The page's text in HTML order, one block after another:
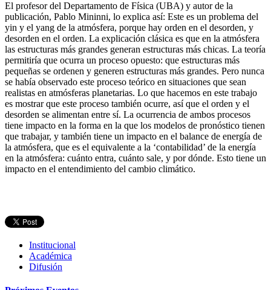
El profesor del Departamento de Física (UBA) y autor de la
publicación, Pablo Mininni, lo explica así: Este es un problema del
yin y el yang de la atmósfera, porque hay orden en el desorden, y
desorden en el orden. La explicación clásica es que en la atmósfera
las estructuras más grandes generan estructuras más chicas. La teoría
permitiría que ocurra un proceso opuesto: que estructuras más
pequeñas se ordenen y generen estructuras más grandes. Pero nunca
se había observado este proceso teórico en situaciones que sean
realistas en atmósferas planetarias. Lo que hacemos en este trabajo
es mostrar que este proceso también ocurre, así que el orden y el
desorden se alimentan entre sí. La ocurrencia de ambos procesos
tiene impacto en la forma en la que los modelos de pronóstico tienen
que trabajar, y también tiene un impacto en el balance de energía de
la atmósfera, que es el equivalente a la ‘contabilidad’ de la energía
en la atmósfera: cuánto entra, cuánto sale, y por dónde. Esto tiene un
impacto en el entendimiento del cambio climático.
Institucional
Académica
Difusión